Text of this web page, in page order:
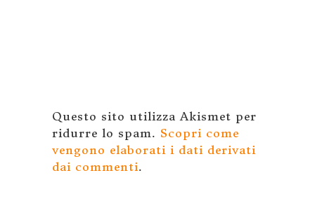
Questo sito utilizza Akismet per
ridurre lo spam. Scopri come
vengono elaborati i dati derivati
dai commenti.